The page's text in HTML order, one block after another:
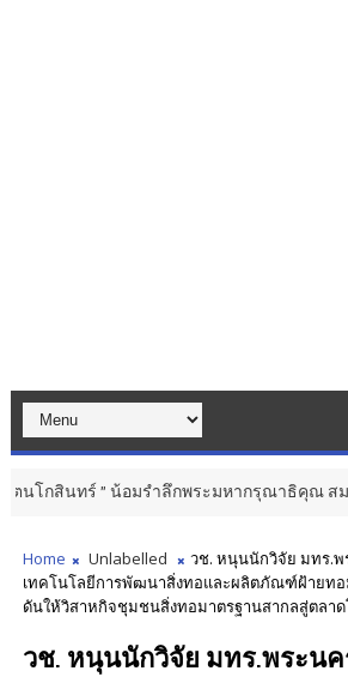
อมรำลึกพระมหากรุณาธิคุณ สมเด็จพระบรมร
Home Unlabelled
วช. หนุนนักวิจัย มทร.
เทคโนโลยีการพัฒนาสิ่งทอและผลิตภัณฑ์ฝ้ายทอ
ดันให้วิสาหกิจชุมชนสิ่งทอมาตรฐานสากลสู่ตลาด
วช. หนุนนักวิจัย มทร.พระน